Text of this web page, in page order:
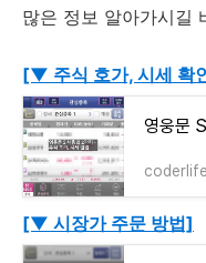
많은 정보 알아가시길
[▼ 주식 호가, 시세 확
영웅문
[▼ 시장가 주문 방법]